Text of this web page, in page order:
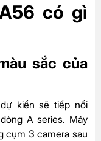
có gì
sắc của
kiến sẽ tiếp nối
A series. Máy
cụm 3 camera sau